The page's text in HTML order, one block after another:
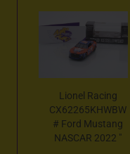
Lionel Racing
CX62265KHWBW
# Ford Mustang
NASCAR 2022 "